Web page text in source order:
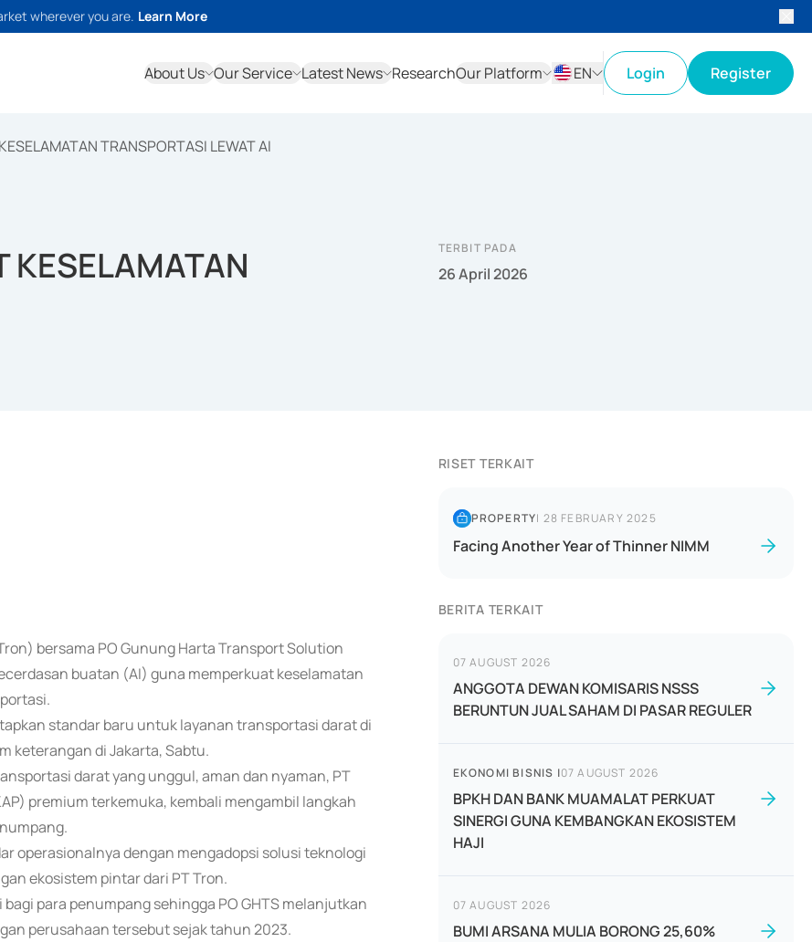
wherever you are. Learn More
About Us Our Service Latest News ResearchOur Platform
EN
Login Register
TRANSPORTASI LEWAT AI
KESELAMATAN
TERBIT PADA
26 April 2026
bersama PO Gunung Harta Transport Solution
buatan (AI) guna memperkuat keselamatan
standar baru untuk layanan transportasi darat di
keterangan di Jakarta, Sabtu.
darat yang unggul, aman dan nyaman, PT
premium terkemuka, kembali mengambil langkah
operasionalnya dengan mengadopsi solusi teknologi
ekosistem pintar dari PT Tron.
para penumpang sehingga PO GHTS melanjutkan
perusahaan tersebut sejak tahun 2023.
RISET TERKAIT
PROPERTY| 28 FEBRUARY 2025
Facing Another Year of Thinner NIMM
BERITA TERKAIT
07 AUGUST 2026
ANGGOTA DEWAN KOMISARIS NSSS
BERUNTUN JUAL SAHAM DI PASAR REGULER
EKONOMI BISNIS |07 AUGUST 2026
BPKH DAN BANK MUAMALAT PERKUAT
SINERGI GUNA KEMBANGKAN EKOSISTEM
HAJI
07 AUGUST 2026
BUMI ARSANA MULIA BORONG 25,60%